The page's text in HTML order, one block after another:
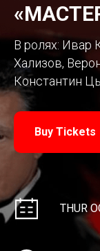
В ролях: Ивар
Хализов,
Константин
Buy Tickets
THUR